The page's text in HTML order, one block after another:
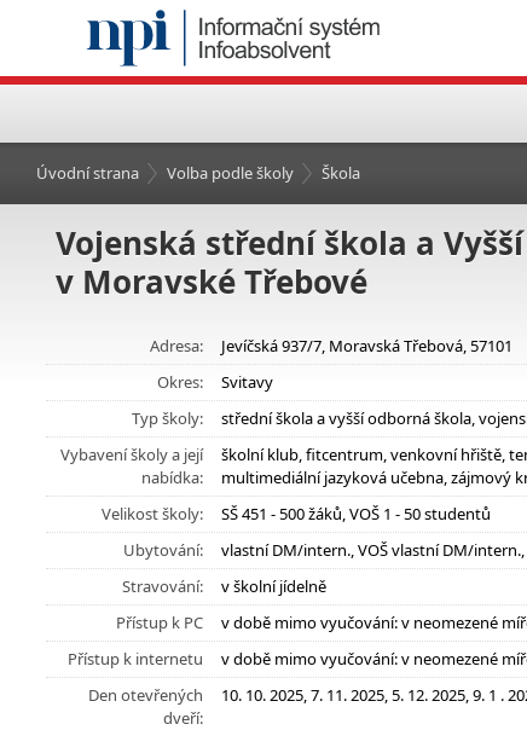
Úvodní strana Volba podle školy Škola
Vojenská střední škola a
v Moravské Třebové
Adresa:
Jevíčská 937/7, Moravská Třebová, 57101
Okres:
Svitavy
Typ školy:
střední škola a vyšší odborná škola,
Vybavení školy a její
nabídka:
školní klub, fitcentrum, venkovní hřiště,
multimediální jazyková učebna, zájmový
Velikost školy:
SŠ 451 - 500 žáků, VOŠ 1 - 50 studentů
Ubytování:
vlastní DM/intern., VOŠ vlastní DM/intern.,
Stravování:
v školní jídelně
Přístup k PC
v době mimo vyučování: v neomezené
Přístup k internetu
v době mimo vyučování: v neomezené
Den otevřených
dveří:
10. 10. 2025, 7. 11. 2025, 5. 12. 2025, 9. 1 .